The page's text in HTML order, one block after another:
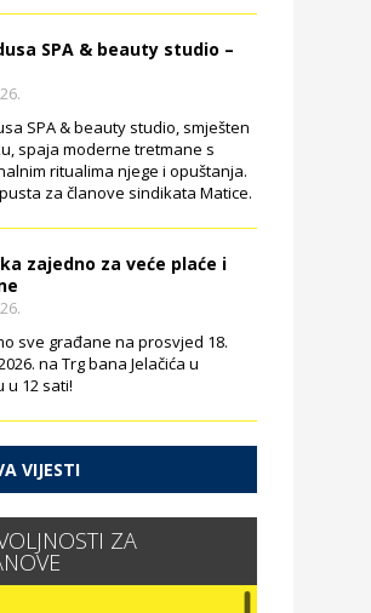
SPA & beauty studio –
SPA & beauty studio, smješten
spaja moderne tretmane s
ritualima njege i opuštanja.
za članove sindikata Matice.
zajedno za veće plaće i
sve građane na prosvjed 18.
na Trg bana Jelačića u
u 12 sati!
VIJESTI
ZA